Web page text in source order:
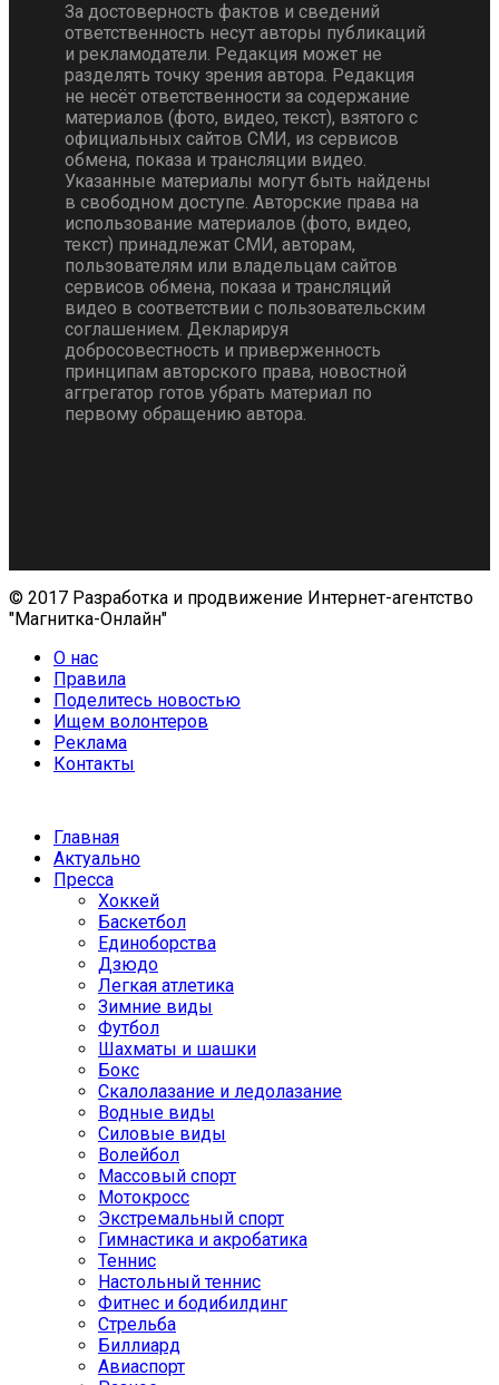
За достоверность фактов и сведений
ответственность несут авторы публикаций
и рекламодатели. Редакция может не
разделять точку зрения автора. Редакция
не несёт ответственности за содержание
материалов (фото, видео, текст), взятого с
официальных сайтов СМИ, из сервисов
обмена, показа и трансляции видео.
Указанные материалы могут быть найдены
в свободном доступе. Авторские права на
использование материалов (фото, видео,
текст) принадлежат СМИ, авторам,
пользователям или владельцам сайтов
сервисов обмена, показа и трансляций
видео в соответствии с пользовательским
соглашением. Декларируя
добросовестность и приверженность
принципам авторского права, новостной
аггрегатор готов убрать материал по
первому обращению автора.
© 2017 Разработка и продвижение Интернет-агентство
"Магнитка-Онлайн"
О нас
Правила
Поделитесь новостью
Ищем волонтеров
Реклама
Контакты
Главная
Актуально
Пресса
Хоккей
Баскетбол
Единоборства
Дзюдо
Легкая атлетика
Зимние виды
Футбол
Шахматы и шашки
Бокс
Скалолазание и ледолазание
Водные виды
Силовые виды
Волейбол
Массовый спорт
Мотокросс
Экстремальный спорт
Гимнастика и акробатика
Теннис
Настольный теннис
Фитнес и бодибилдинг
Стрельба
Биллиард
Авиаспорт